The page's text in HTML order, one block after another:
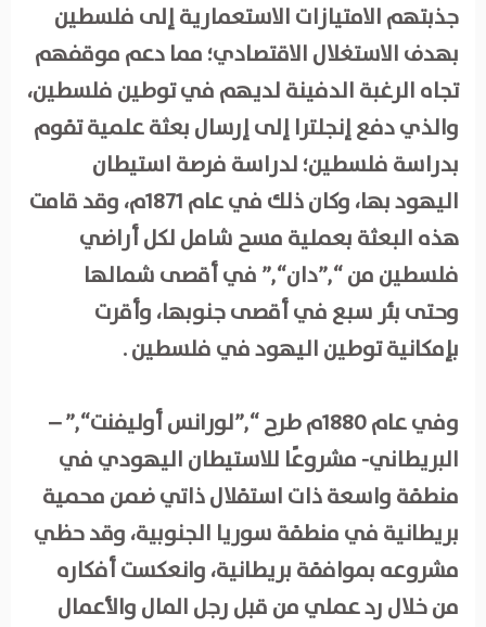
جذبتهم الامتيازات الاستعمارية إلى فلسطين
بهدف الاستغلال الاقتصادي؛ مما دعم موقفهم
تجاه الرغبة الدفينة لديهم في توطين فلسطين،
والذي دفع إنجلترا إلى إرسال بعثة علمية تقوم
بدراسة فلسطين؛ لدراسة فرصة استيطان
اليهود بها، وكان ذلك في عام 1871م، وقد قامت
هذه البعثة بعملية مسح شامل لكل أراضي
فلسطين من “,”دان“,” في أقصى شمالها
وحتى بئر سبع في أقصى جنوبها، وأقرت
بإمكانية توطين اليهود في فلسطين .
وفي عام 1880م طرح “,”لورانس أوليفنت“,” –
البريطاني- مشروعًا للاستيطان اليهودي في
منطقة واسعة ذات استقلال ذاتي ضمن محمية
بريطانية في منطقة سوريا الجنوبية، وقد حظي
مشروعه بموافقة بريطانية، وانعكست أفكاره
من خلال رد عملي من قبل رجل المال والأعمال